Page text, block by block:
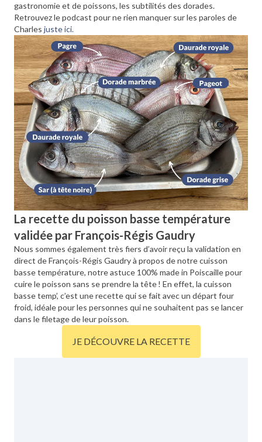
gastronomie et de poissons, les subtilités des dorades.
Retrouvez le podcast pour ne rien manquer sur les paroles de
Charles juste ici.
La recette du poisson basse température
validée par François-Régis Gaudry
Nous sommes également très fiers d’avoir reçu la validation en
direct de François-Régis Gaudry à propos de notre cuisson
basse température, notre astuce 100% made in Poiscaille pour
cuire le poisson sans se prendre la tête ! En effet, la cuisson
basse temp’, c’est une recette qui se fait avec un départ four
froid, idéale pour les personnes qui ne souhaitent pas se lancer
dans le filetage de leur poisson.
JE DÉCOUVRE LA RECETTE